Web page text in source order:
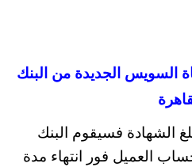
السويس الجديدة من البنك
الشهادة فسيقوم البنك
العميل فور انتهاء مدة